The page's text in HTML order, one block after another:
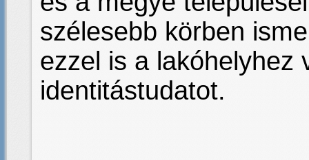
szélesebb körben
ezzel is a lakóhelyhez
identitástudatot.